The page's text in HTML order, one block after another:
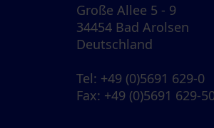
Große Allee 5 - 9
34454 Bad Arolsen
Deutschland
Tel: +49 (0)5691 629-0
Fax: +49 (0)5691 629-